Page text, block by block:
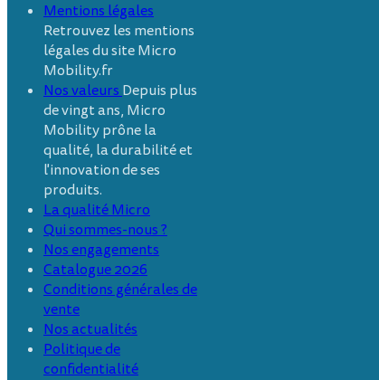
Mentions légales
Retrouvez les mentions
légales du site Micro
Mobility.fr
Nos valeurs Depuis plus
de vingt ans, Micro
Mobility prône la
qualité, la durabilité et
l'innovation de ses
produits.
La qualité Micro
Qui sommes-nous ?
Nos engagements
Catalogue 2026
Conditions générales de
vente
Nos actualités
Politique de
confidentialité